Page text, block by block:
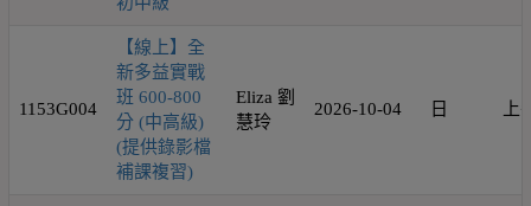
1153G004
【線上】全
新多益實戰
班 600-800
分 (中高級)
(提供錄影檔
補課複習)
Eliza 劉
慧玲
2026-10-04 日 上